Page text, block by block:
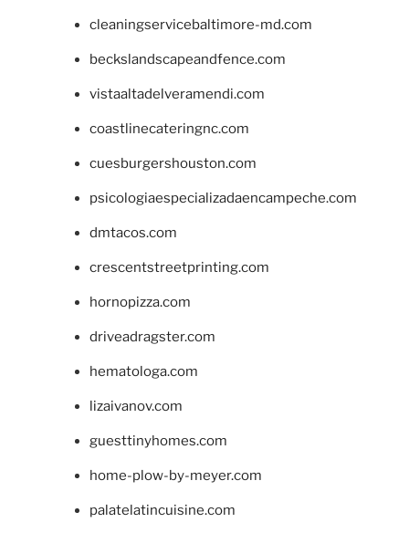
cleaningservicebaltimore-md.com
beckslandscapeandfence.com
vistaaltadelveramendi.com
coastlinecateringnc.com
cuesburgershouston.com
psicologiaespecializadaencampeche.com
dmtacos.com
crescentstreetprinting.com
hornopizza.com
driveadragster.com
hematologa.com
lizaivanov.com
guesttinyhomes.com
home-plow-by-meyer.com
palatelatincuisine.com